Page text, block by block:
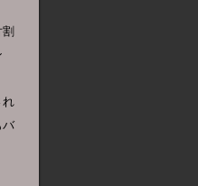
れ
バ